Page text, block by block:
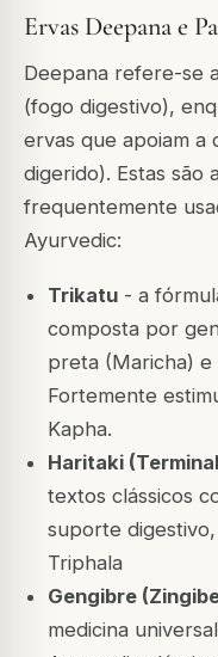
Ervas Deepana e
Deepana refere-se
(fogo digestivo),
ervas que apoiam a
digerido). Estas são
frequentemente
Ayurvedic:
Trikatu- a
composta por
preta (Maricha) e
Fortemente
Kapha.
Haritaki
textos clássicos
suporte
Triphala
Gengibre
medicina